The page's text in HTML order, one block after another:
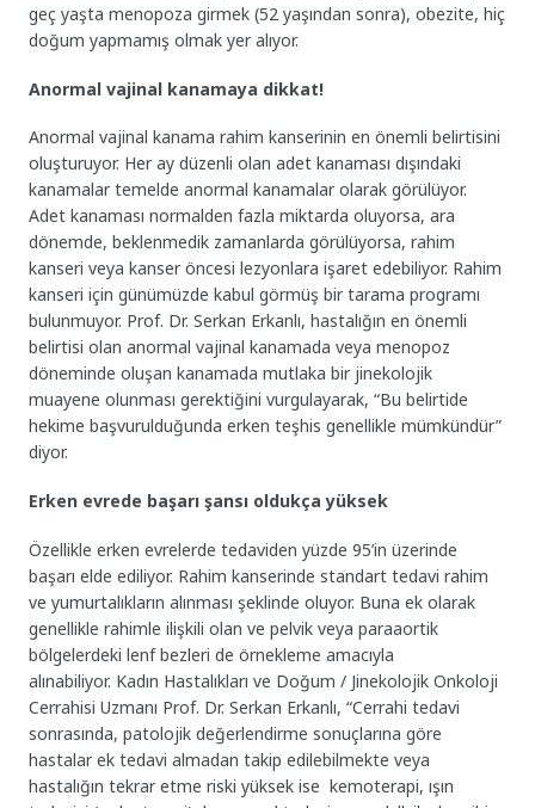
geç yaşta menopoza girmek (52 yaşından sonra), obezite, hiç
doğum yapmamış olmak yer alıyor.
Anormal vajinal kanamaya dikkat!
Anormal vajinal kanama rahim kanserinin en önemli belirtisini
oluşturuyor. Her ay düzenli olan adet kanaması dışındaki
kanamalar temelde anormal kanamalar olarak görülüyor.
Adet kanaması normalden fazla miktarda oluyorsa, ara
dönemde, beklenmedik zamanlarda görülüyorsa, rahim
kanseri veya kanser öncesi lezyonlara işaret edebiliyor. Rahim
kanseri için günümüzde kabul görmüş bir tarama programı
bulunmuyor. Prof. Dr. Serkan Erkanlı, hastalığın en önemli
belirtisi olan anormal vajinal kanamada veya menopoz
döneminde oluşan kanamada mutlaka bir jinekolojik
muayene olunması gerektiğini vurgulayarak, “Bu belirtide
hekime başvurulduğunda erken teşhis genellikle mümkündür”
diyor.
Erken evrede başarı şansı oldukça yüksek
Özellikle erken evrelerde tedaviden yüzde 95’in üzerinde
başarı elde ediliyor. Rahim kanserinde standart tedavi rahim
ve yumurtalıkların alınması şeklinde oluyor. Buna ek olarak
genellikle rahimle ilişkili olan ve pelvik veya paraaortik
bölgelerdeki lenf bezleri de örnekleme amacıyla
alınabiliyor. Kadın Hastalıkları ve Doğum / Jinekolojik Onkoloji
Cerrahisi Uzmanı Prof. Dr. Serkan Erkanlı, “Cerrahi tedavi
sonrasında, patolojik değerlendirme sonuçlarına göre
hastalar ek tedavi almadan takip edilebilmekte veya
hastalığın tekrar etme riski yüksek ise kemoterapi, ışın